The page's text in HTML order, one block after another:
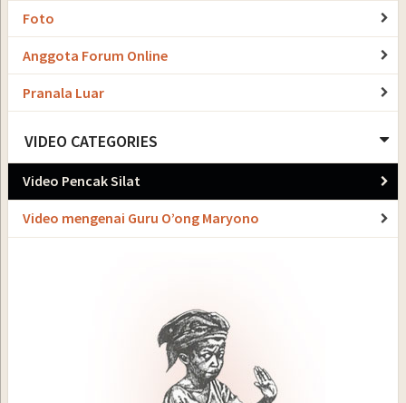
Foto
Anggota Forum Online
Pranala Luar
VIDEO CATEGORIES
Video Pencak Silat
Video mengenai Guru O’ong Maryono